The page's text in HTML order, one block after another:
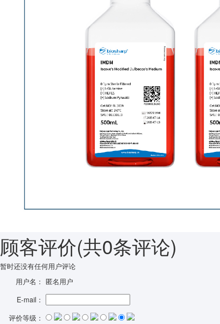
顾客评价(共0条评论)
暂时还没有任何用户评论
用户名： 匿名用户
E-mail：
评价等级：